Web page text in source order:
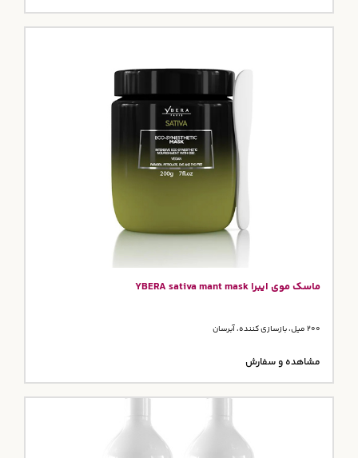
ماسک موی ایبرا YBERA sativa mant mask
200 میل، بازسازی کننده، آبرسان
مشاهده و سفارش